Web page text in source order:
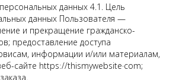
данных 4.1. Цель
данных Пользователя —
и прекращение гражданско-
предоставление доступа
информации и/или материалам,
сайте httpsː//thismywebsite·com;